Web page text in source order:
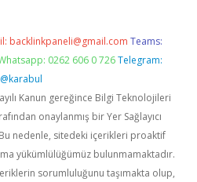
backlinkpaneli@gmail.com Teams:
0262 606 0 726 Telegram:
@karabul
Kanun gereğince Bilgi Teknolojileri
onaylanmış bir Yer Sağlayıcı
nedenle, sitedeki içerikleri proaktif
yükümlülüğümüz bulunmamaktadır.
sorumluluğunu taşımakta olup,